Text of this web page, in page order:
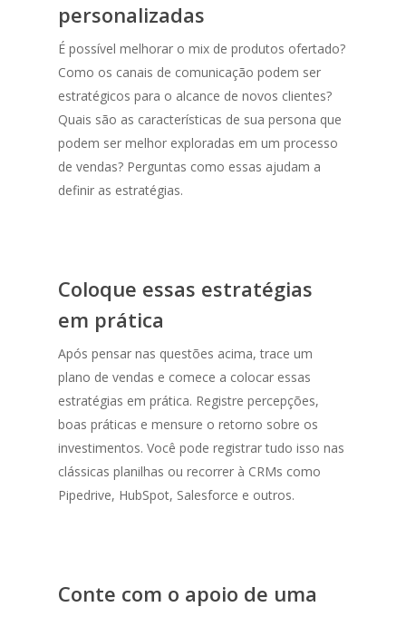
personalizadas
É possível melhorar o mix de produtos ofertado?
Como os canais de comunicação podem ser
estratégicos para o alcance de novos clientes?
Quais são as características de sua persona que
podem ser melhor exploradas em um processo
de vendas? Perguntas como essas ajudam a
definir as estratégias.
Coloque essas estratégias
em prática
Após pensar nas questões acima, trace um
plano de vendas e comece a colocar essas
estratégias em prática. Registre percepções,
boas práticas e mensure o retorno sobre os
investimentos. Você pode registrar tudo isso nas
clássicas planilhas ou recorrer à CRMs como
Pipedrive, HubSpot, Salesforce e outros.
Conte com o apoio de uma